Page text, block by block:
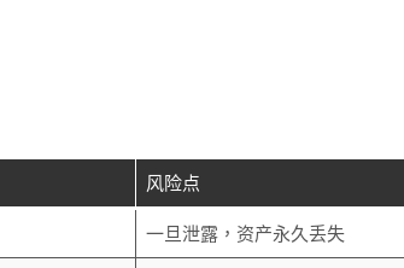
风险点
一旦泄露，资产永久丢失